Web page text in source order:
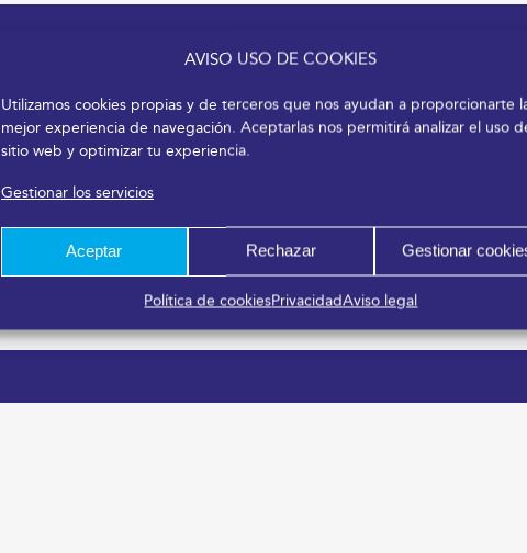
AVISO USO DE COOKIES
Utilizamos cookies propias y de terceros que nos ayudan a proporcionarte
mejor experiencia de navegación. Aceptarlas nos permitirá analizar el uso
sitio web y optimizar tu experiencia.
Gestionar los servicios
Aceptar Rechazar Gestionar
Política de cookiesPrivacidadAviso legal